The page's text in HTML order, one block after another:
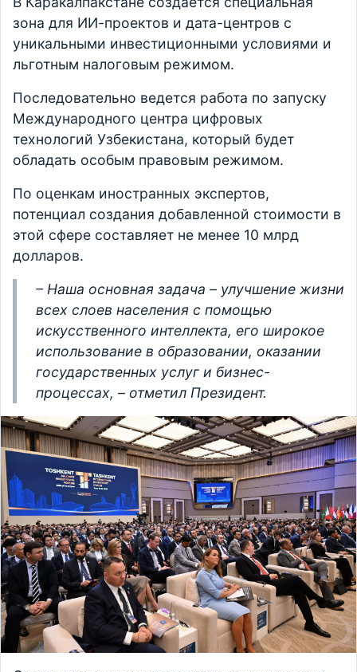
зона для ИИ-проектов и дата-центров с
уникальными инвестиционными условиями и
льготным налоговым режимом.
Последовательно ведется работа по запуску
Международного центра цифровых
технологий Узбекистана, который будет
обладать особым правовым режимом.
По оценкам иностранных экспертов,
потенциал создания добавленной стоимости в
этой сфере составляет не менее 10 млрд
долларов.
– Наша основная задача – улучшение жизни
всех слоев населения с помощью
искусственного интеллекта, его широкое
использование в образовании, оказании
государственных услуг и бизнес-
процессах, – отметил Президент.